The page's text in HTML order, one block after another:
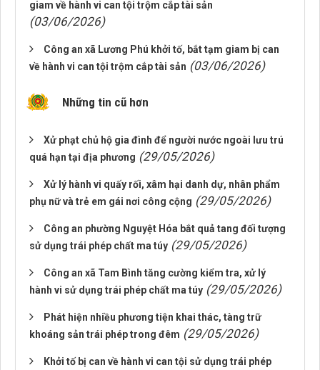
giam về hành vi can tội trộm cắp tài sản
(03/06/2026)
Công an xã Lương Phú khởi tố, bắt tạm giam bị can
về hành vi can tội trộm cắp tài sản (03/06/2026)
Những tin cũ hơn
Xử phạt chủ hộ gia đình để người nước ngoài lưu trú
quá hạn tại địa phương (29/05/2026)
Xử lý hành vi quấy rối, xâm hại danh dự, nhân phẩm
phụ nữ và trẻ em gái nơi công cộng (29/05/2026)
Công an phường Nguyệt Hóa bắt quả tang đối tượng
sử dụng trái phép chất ma túy (29/05/2026)
Công an xã Tam Bình tăng cường kiểm tra, xử lý
hành vi sử dụng trái phép chất ma túy (29/05/2026)
Phát hiện nhiều phương tiện khai thác, tàng trữ
khoáng sản trái phép trong đêm (29/05/2026)
Khởi tố bị can về hành vi can tội sử dụng trái phép